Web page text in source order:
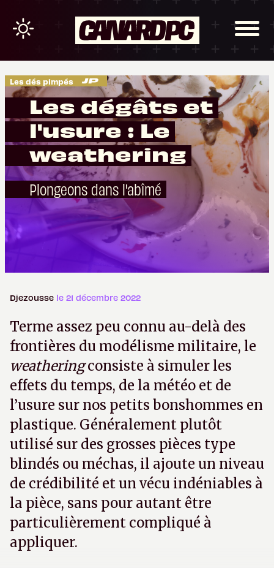
Les dés pimpés
Les dégâts et
l'usure : Le
weathering
Plongeons dans l'abîmé
Djezousse le 21 décembre 2022
Terme assez peu connu au-delà des
frontières du modélisme militaire, le
weatheringconsiste à simuler les
effets du temps, de la météo et de
l’usure sur nos petits bonshommes en
plastique. Généralement plutôt
utilisé sur des grosses pièces type
blindés ou méchas, il ajoute un niveau
de crédibilité et un vécu indéniables à
la pièce, sans pour autant être
particulièrement compliqué à
appliquer.